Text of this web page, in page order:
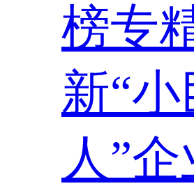
榜专
新“小
人”